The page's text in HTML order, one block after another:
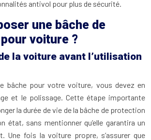
antivol pour plus de sécurité.
une bâche de
voiture ?
la voiture avant l’utilisation
bâche pour votre voiture, vous devez en
et le polissage. Cette étape importante
la durée de vie de la bâche de protection
état, sans mentionner qu’elle garantira un
Une fois la voiture propre, s’assurer que